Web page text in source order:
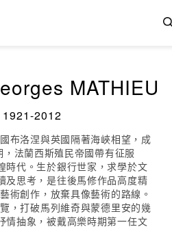
MATHIEU
1921-2012
布洛涅與英國隔著海峽相望，成
法蘭西斯殖民帝國帶有征服
時代。生於銀行世家，求學於文
及思考，是往後馬修作品高度精
術創作，放棄具像藝術的路線。
，打破馬列維奇與蒙德里安的幾
情抽象，被戴高樂時期第一任文